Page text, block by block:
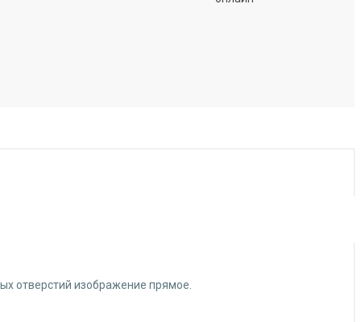
отверстий изображение прямое.